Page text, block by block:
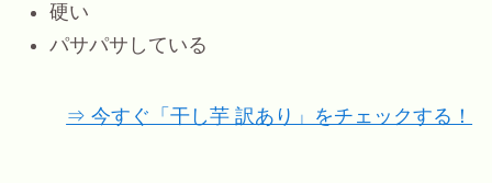
硬い
パサパサしている
⇒ 今すぐ「干し芋 訳あり」をチェックする！